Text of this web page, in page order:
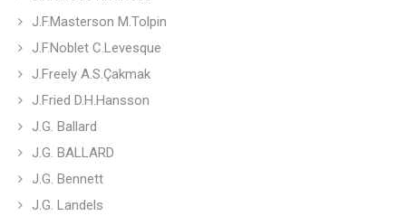
J.F.Masterson M.Tolpin
J.F.Noblet C.Levesque
J.Freely A.S.Çakmak
J.Fried D.H.Hansson
J.G. Ballard
J.G. BALLARD
J.G. Bennett
J.G. Landels